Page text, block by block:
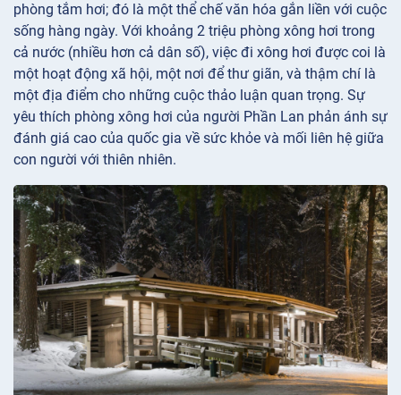
phòng tắm hơi; đó là một thể chế văn hóa gắn liền với cuộc
sống hàng ngày. Với khoảng 2 triệu phòng xông hơi trong
cả nước (nhiều hơn cả dân số), việc đi xông hơi được coi là
một hoạt động xã hội, một nơi để thư giãn, và thậm chí là
một địa điểm cho những cuộc thảo luận quan trọng. Sự
yêu thích phòng xông hơi của người Phần Lan phản ánh sự
đánh giá cao của quốc gia về sức khỏe và mối liên hệ giữa
con người với thiên nhiên.